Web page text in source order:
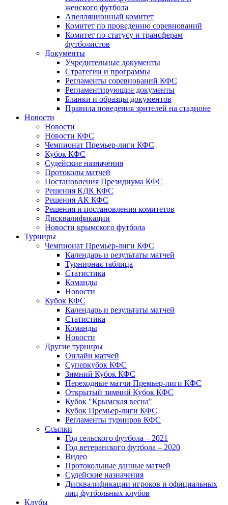
женского футбола
Апелляционный комитет
Комитет по проведению соревнований
Комитет по статусу и трансферам
футболистов
Документы
Учредительные документы
Стратегии и программы
Регламенты соревнований КФС
Регламентирующие документы
Бланки и образцы документов
Правила поведения зрителей на стадионе
Новости
Новости
Новости КФС
Чемпионат Премьер-лиги КФС
Кубок КФС
Судейские назначения
Протоколы матчей
Постановления Президиума КФС
Решения КДК КФС
Решения АК КФС
Решения и постановления комитетов
Дисквалификации
Новости крымского футбола
Турниры
Чемпионат Премьер-лиги КФС
Календарь и результаты матчей
Турнирная таблица
Статистика
Команды
Новости
Кубок КФС
Календарь и результаты матчей
Статистика
Команды
Новости
Другие турниры
Онлайн матчей
Суперкубок КФС
Зимний Кубок КФС
Переходные матчи Премьер-лиги КФС
Открытый зимний Кубок КФС
Кубок "Крымская весна"
Кубок Премьер-лиги КФС
Регламенты турниров КФС
Ссылки
Год сельского футбола – 2021
Год ветеранского футбола – 2020
Видео
Протокольные данные матчей
Судейские назначения
Дисквалификации игроков и официальных
лиц футбольных клубов
Клубы